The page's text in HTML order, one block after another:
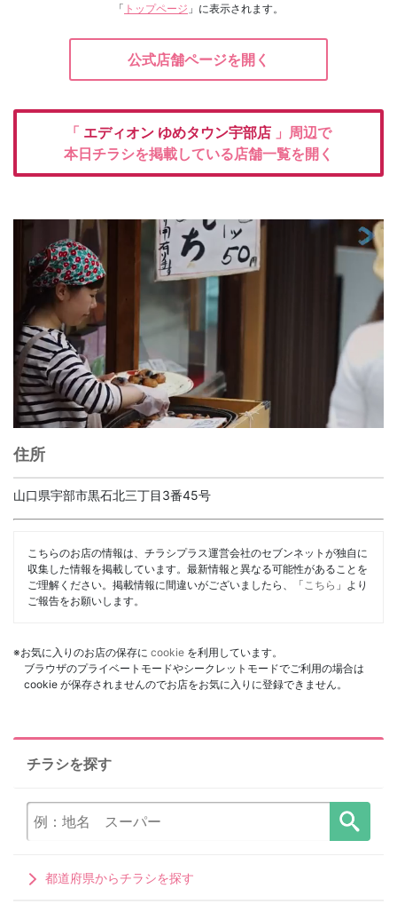
「 トップページ 」に表示されます。
公式店舗ページを開く
「 エディオン ゆめタウン宇部店 」周辺で
本日チラシを掲載している店舗一覧を開く
住所
山口県宇部市黒石北三丁目3番45号
こちらのお店の情報は、チラシプラス運営会社のセブンネットが独自に
収集した情報を掲載しています。最新情報と異なる可能性があることを
ご理解ください。掲載情報に間違いがございましたら、「 こちら 」より
ご報告をお願いします。
※お気に入りのお店の保存に cookie を利用しています。
ブラウザのプライベートモードやシークレットモードでご利用の場合は
cookie が保存されませんのでお店をお気に入りに登録できません。
チラシを探す
都道府県からチラシを探す